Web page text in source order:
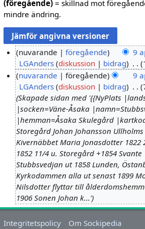
(föregående)= skillnad mot
mindre ändring.
a
nuvarande föregående
9
LGAnders diskussion bidrag
I
n
g
e
n
r
e
d
i
g
e
r
i
nuvarande föregående
9
LGAnders diskussion bidrag
Skapade sidan med '{{NyPlats
|socken=Väne-Åsaka
|hemman=Åsaka Skulegård
Storegård Johan Johansson Ullholms
Kivernäbbet Maria Jonasdotter 1822
1852 11/4 u. Storegård +1854 Svante
Stubbsvedjan ut 1858 Lunden,
Kyrkodammen alla ut senast 1899
Nilsdotter flyttar till
1906 Sonen Johan k...'
Integritetspolicy Om Sockipedia